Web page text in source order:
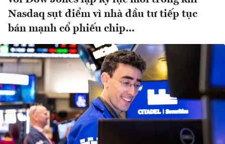
Nasdaq sụt điểm vì nhà đầu tư tiếp tục
bán mạnh cổ phiếu chip...